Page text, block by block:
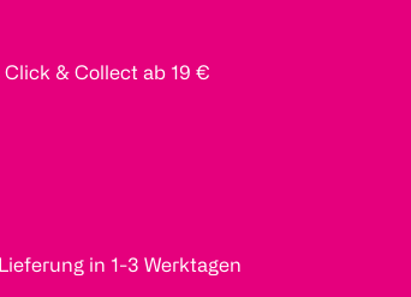
Click & Collect ab 19 €
in 1-3 Werktagen